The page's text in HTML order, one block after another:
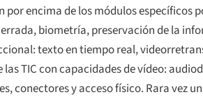
por encima de los módulos
biometría, preservación de la
texto en tiempo real,
TIC con capacidades de vídeo:
conectores y acceso físico. Rara vez